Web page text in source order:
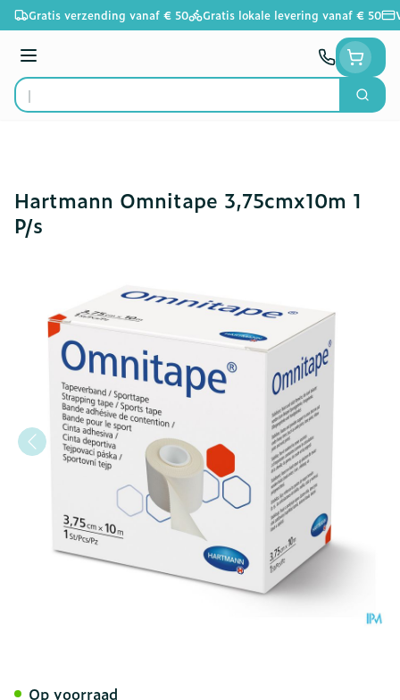
Ga naar de inhoud
Gratis verzending vanaf € 50 Gratis lokale levering vanaf € 50
Menu
Product, merk, categorie...
Zoek
Hartmann Omnitape 3,75cmx10m 1
P/s
Op voorraad